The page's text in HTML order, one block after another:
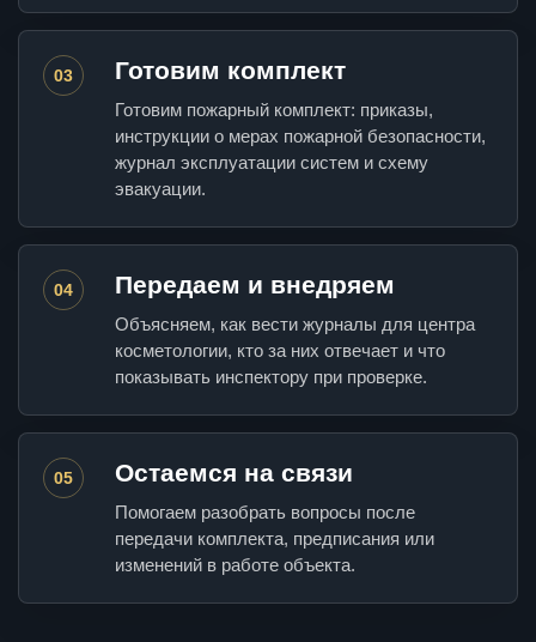
03 Готовим комплект
Готовим пожарный комплект: приказы,
инструкции о мерах пожарной безопасности,
журнал эксплуатации систем и схему
эвакуации.
04 Передаем и внедряем
Объясняем, как вести журналы для центра
косметологии, кто за них отвечает и что
показывать инспектору при проверке.
05 Остаемся на связи
Помогаем разобрать вопросы после
передачи комплекта, предписания или
изменений в работе объекта.